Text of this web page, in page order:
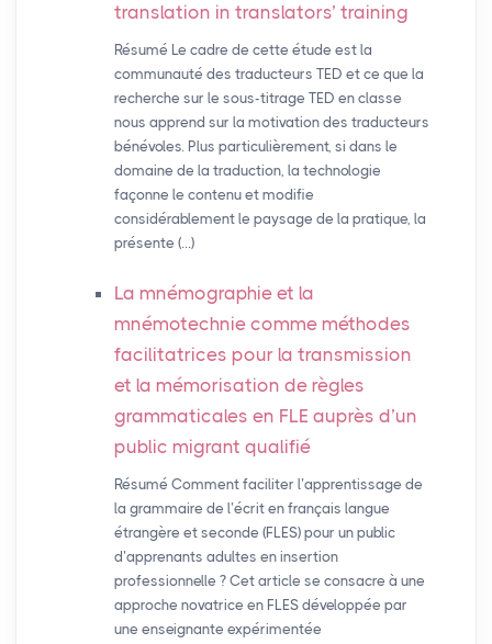
translation in translators’ training
Résumé Le cadre de cette étude est la
communauté des traducteurs TED et ce que la
recherche sur le sous-titrage TED en classe
nous apprend sur la motivation des traducteurs
bénévoles. Plus particulièrement, si dans le
domaine de la traduction, la technologie
façonne le contenu et modifie
considérablement le paysage de la pratique, la
présente (…)
La mnémographie et la
mnémotechnie comme méthodes
facilitatrices pour la transmission
et la mémorisation de règles
grammaticales en FLE auprès d’un
public migrant qualifié
Résumé Comment faciliter l’apprentissage de
la grammaire de l’écrit en français langue
étrangère et seconde (FLES) pour un public
d’apprenants adultes en insertion
professionnelle ? Cet article se consacre à une
approche novatrice en FLES développée par
une enseignante expérimentée